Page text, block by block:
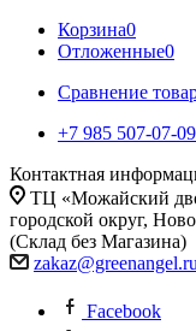
Корзина0
Отложенные0
Сравнение
+7 985 507-07-09
Контактная
ТЦ «Можайский
городской округ,
(Склад без Магазина)
zakaz@greenangel.ru
Facebook